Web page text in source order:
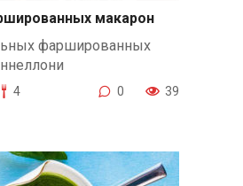
макарон
фаршированных
4 0 39